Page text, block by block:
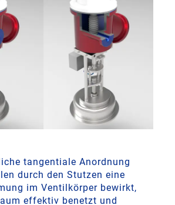
tangentiale Anordnung
durch den Stutzen eine
im Ventilkörper bewirkt,
effektiv benetzt und